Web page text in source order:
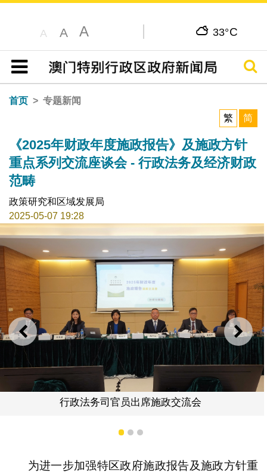
A A A 33°C
目录
搜寻
首页
专题新闻
繁
简
《2025年财政年度施政报告》及施政方针
重点系列交流座谈会 - 行政法务及经济财政
范畴
政策研究和区域发展局
2025-05-07 19:28
上一则 下一
行政法务司官员出席施政交流会
1 2 3
为进一步加强特区政府施政报告及施政方针重